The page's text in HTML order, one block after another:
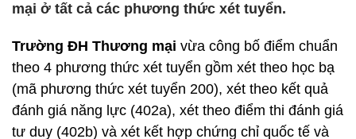
mại ở tất cả các phương thức xét tuyển.
Trường ĐH Thương mại vừa công bố điểm chuẩn
theo 4 phương thức xét tuyển gồm xét theo học bạ
(mã phương thức xét tuyển 200), xét theo kết quả
đánh giá năng lực (402a), xét theo điểm thi đánh giá
tư duy (402b) và xét kết hợp chứng chỉ quốc tế và